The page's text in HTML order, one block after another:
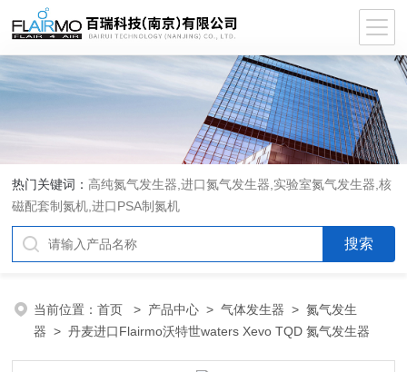
热门关键词： 高纯氮气发生器,进口氮气发生器,实验室氮气发生器,核
磁配套制氮机,进口PSA制氮机
当前位置：首页 > 产品中心 >气体发生器 >氮气发生
器 > 丹麦进口Flairmo沃特世waters Xevo TQD 氮气发生器